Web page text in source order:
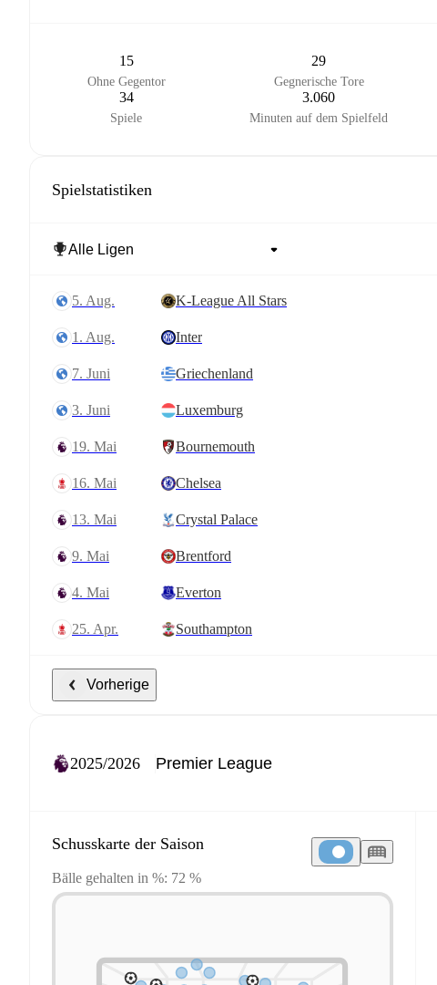
15
Ohne Gegentor
29
Gegnerische Tore
34
Spiele
3.060
Minuten auf dem Spielfeld
Spielstatistiken
5. Aug. K-League All Stars
1. Aug. Inter
7. Juni Griechenland
3. Juni Luxemburg
19. Mai Bournemouth
16. Mai Chelsea
13. Mai Crystal Palace
9. Mai Brentford
4. Mai Everton
25. Apr. Southampton
Vorherige
2025/2026
Schusskarte der Saison
Bälle gehalten in %: 72 %